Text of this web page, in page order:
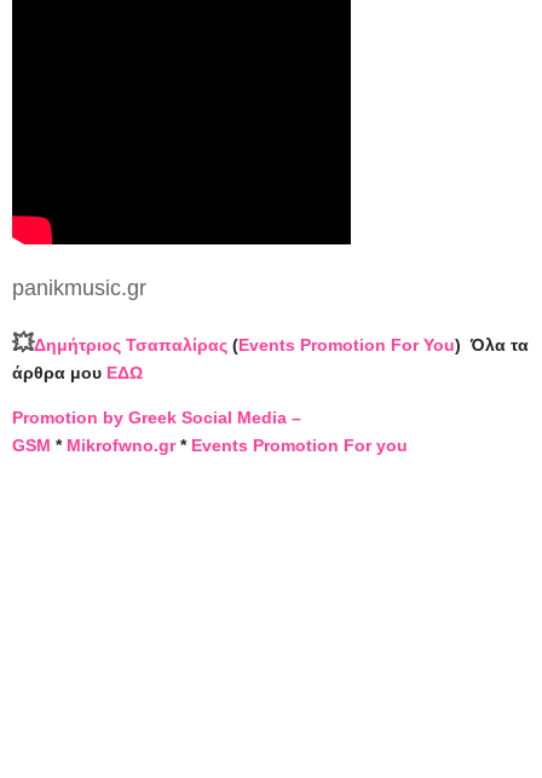
panikmusic.gr
💥Δημήτριος Τσαπαλίρας (Events Promotion For You) Όλα τα
άρθρα μου ΕΔΩ
Promotion by Greek Social Media –
GSM * Mikrofwno.gr* Events Promotion For you